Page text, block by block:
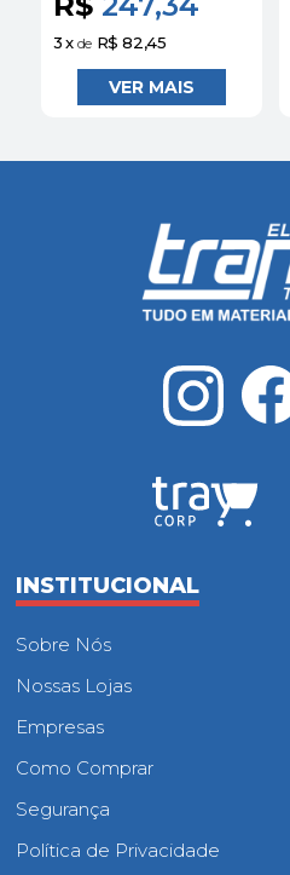
3x de R$ 82,45
INSTITUCIONAL
Sobre Nós
Nossas Lojas
Empresas
Como Comprar
Segurança
Política de Privacidade